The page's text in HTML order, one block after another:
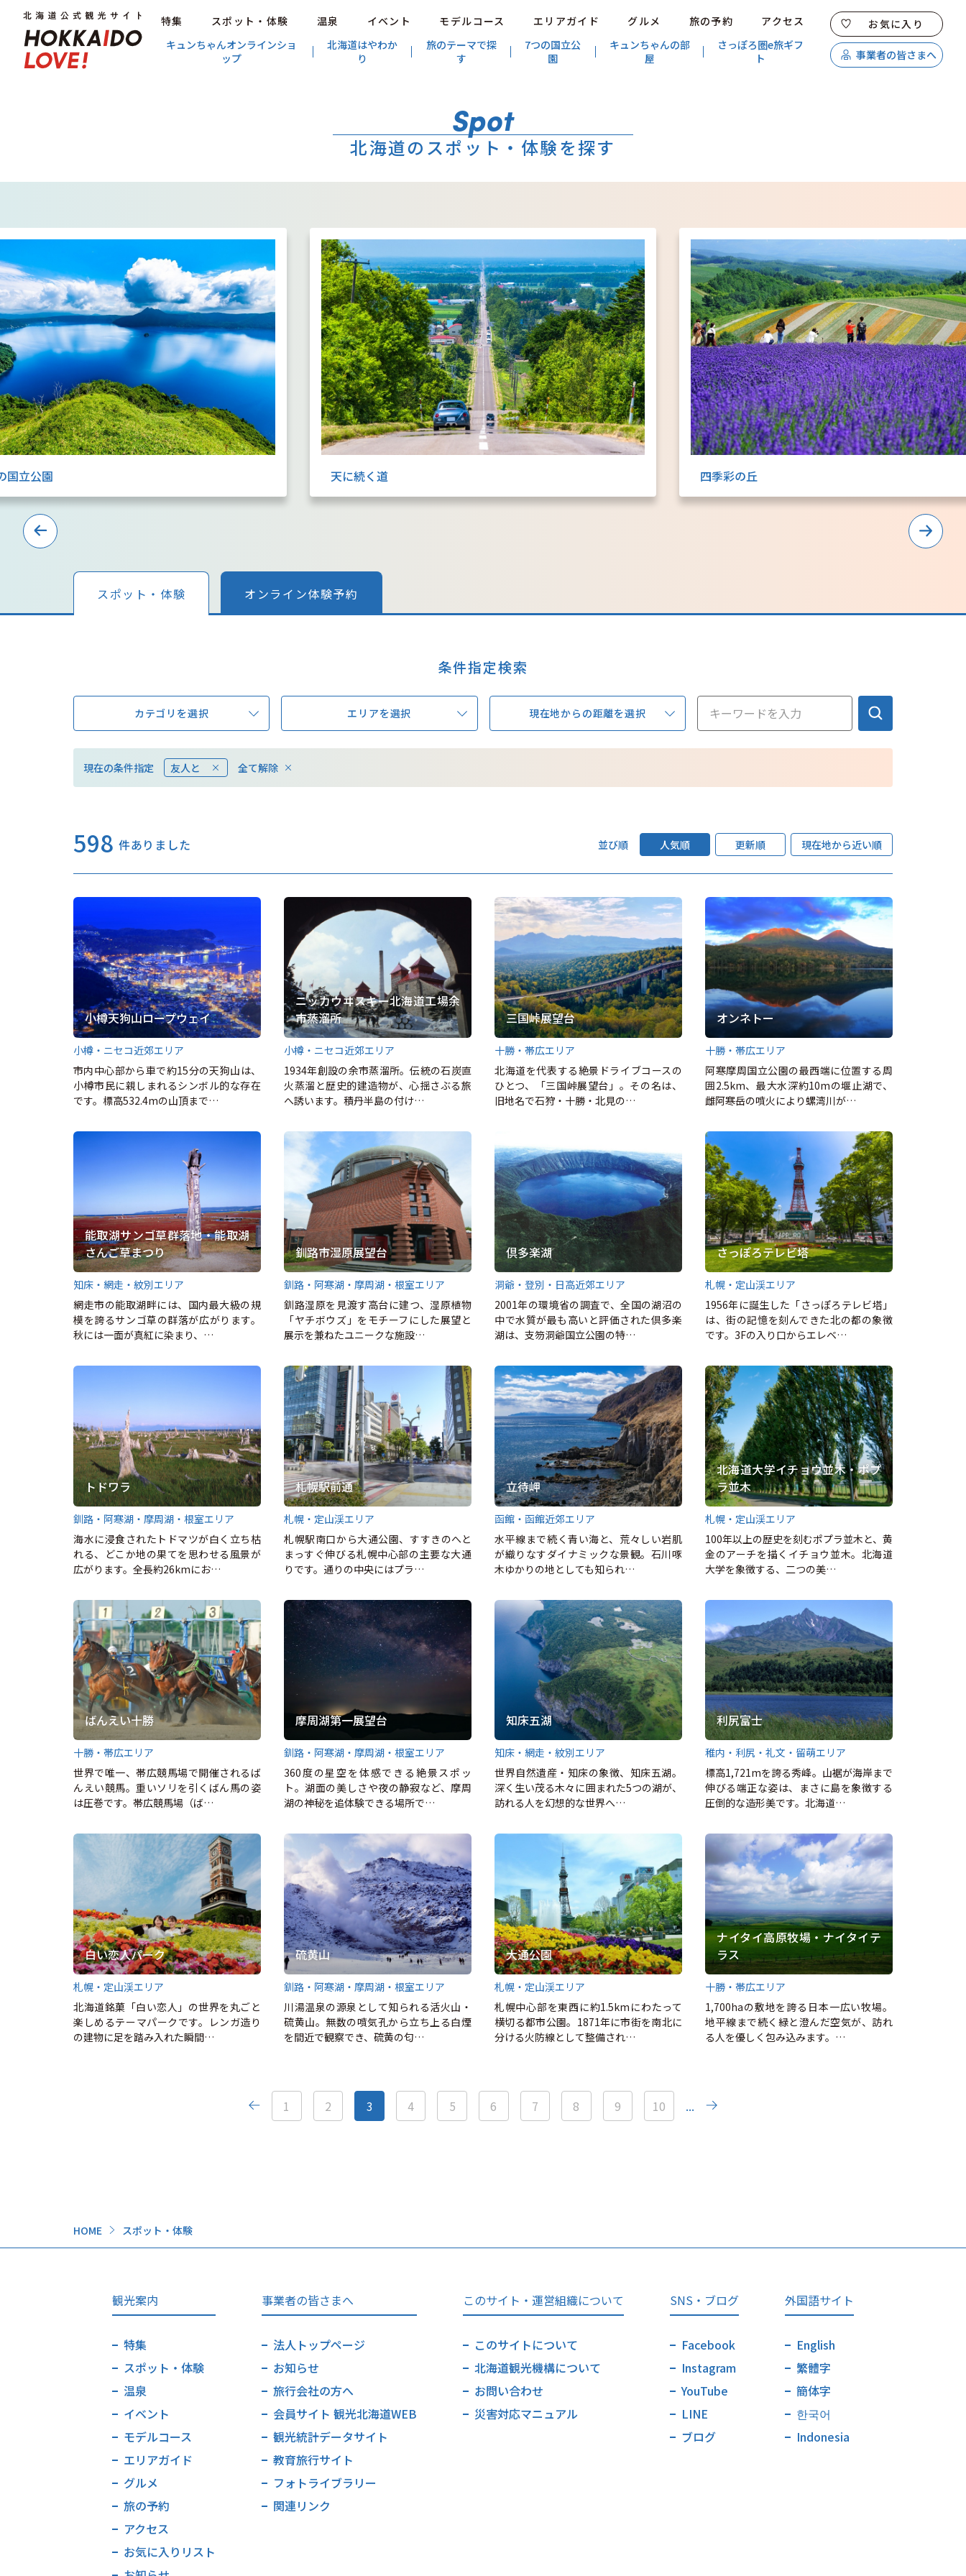
特集 スポット・体験 温泉 イベント モデルコース エリアガイド グルメ 旅の予約
アクセス
キュンちゃんオンラインショ
ップ
北海道はやわか
り
旅のテーマで探
す
7つの国立公
園
キュンちゃんの部
屋
さっぽろ圏e旅ギフ
ト
お気に入り
事業者の皆さまへ
アクセス
キュンちゃんオンラインショップ
北海道はやわかり
旅のテーマで探す
7つの国立公園
キュンちゃんの部屋
さっぽろ圏e旅ギフト
動画ライブラリー フォトライブラリー
お問い合わせ
HOME スポット・体験
北海道のスポット・体験を探す
国立公園 天に続く道 四季彩の丘
スポット・体験 オンライン体験予約
条件指定検索
カテゴリを選択 エリアを選択 現在地からの距離を選択
現在の条件指定 友人と 全て解除
598 件ありました 並び順 人気順 更新順 現在地から近い順
小樽天狗山ロープウェイ
小樽・ニセコ近郊エリア
市内中心部から車で約15分の天狗山は、
小樽市民に親しまれるシンボル的な存在
です。標高532.4mの山頂まで…
ニッカウヰスキー北海道工場余
市蒸溜所
小樽・ニセコ近郊エリア
1934年創設の余市蒸溜所。伝統の石炭直
火蒸溜と歴史的建造物が、心揺さぶる旅
へ誘います。積丹半島の付け…
三国峠展望台
十勝・帯広エリア
北海道を代表する絶景ドライブコースの
ひとつ、「三国峠展望台」。その名は、
旧地名で石狩・十勝・北見の…
オンネトー
十勝・帯広エリア
阿寒摩周国立公園の最西端に位置する周
囲2.5km、最大水深約10mの堰止湖で、
雌阿寒岳の噴火により螺湾川が…
能取湖サンゴ草群落地・能取湖
さんご草まつり
知床・網走・紋別エリア
網走市の能取湖畔には、国内最大級の規
模を誇るサンゴ草の群落が広がります。
秋には一面が真紅に染まり、…
釧路市湿原展望台
釧路・阿寒湖・摩周湖・根室エリア
釧路湿原を見渡す高台に建つ、湿原植物
「ヤチボウズ」をモチーフにした展望と
展示を兼ねたユニークな施設…
倶多楽湖
洞爺・登別・日高近郊エリア
2001年の環境省の調査で、全国の湖沼の
中で水質が最も高いと評価された倶多楽
湖は、支笏洞爺国立公園の特…
さっぽろテレビ塔
札幌・定山渓エリア
1956年に誕生した「さっぽろテレビ塔」
は、街の記憶を刻んできた北の都の象徴
です。3Fの入り口からエレベ…
トドワラ
釧路・阿寒湖・摩周湖・根室エリア
海水に浸食されたトドマツが白く立ち枯
れる、どこか地の果てを思わせる風景が
広がります。全長約26kmにお…
札幌駅前通
札幌・定山渓エリア
札幌駅南口から大通公園、すすきのへと
まっすぐ伸びる札幌中心部の主要な大通
りです。通りの中央にはプラ…
立待岬
函館・函館近郊エリア
水平線まで続く青い海と、荒々しい岩肌
が織りなすダイナミックな景観。石川啄
木ゆかりの地としても知られ…
北海道大学イチョウ並木・ポプ
ラ並木
札幌・定山渓エリア
100年以上の歴史を刻むポプラ並木と、黄
金のアーチを描くイチョウ並木。北海道
大学を象徴する、二つの美…
ばんえい十勝
十勝・帯広エリア
世界で唯一、帯広競馬場で開催されるば
んえい競馬。重いソリを引くばん馬の姿
は圧巻です。帯広競馬場（ば…
摩周湖第一展望台
釧路・阿寒湖・摩周湖・根室エリア
360度の星空を体感できる絶景スポッ
ト。湖面の美しさや夜の静寂など、摩周
湖の神秘を追体験できる場所で…
知床五湖
知床・網走・紋別エリア
世界自然遺産・知床の象徴、知床五湖。
深く生い茂る木々に囲まれた5つの湖が、
訪れる人を幻想的な世界へ…
利尻富士
稚内・利尻・礼文・留萌エリア
標高1,721mを誇る秀峰。山裾が海岸まで
伸びる端正な姿は、まさに島を象徴する
圧倒的な造形美です。北海道…
白い恋人パーク
札幌・定山渓エリア
北海道銘菓「白い恋人」の世界を丸ごと
楽しめるテーマパークです。レンガ造り
の建物に足を踏み入れた瞬間…
硫黄山
釧路・阿寒湖・摩周湖・根室エリア
川湯温泉の源泉として知られる活火山・
硫黄山。無数の噴気孔から立ち上る白煙
を間近で観察でき、硫黄の匂…
大通公園
札幌・定山渓エリア
札幌中心部を東西に約1.5kmにわたって
横切る都市公園。1871年に市街を南北に
分ける火防線として整備され…
ナイタイ高原牧場・ナイタイテ
ラス
十勝・帯広エリア
1,700haの敷地を誇る日本一広い牧場。
地平線まで続く緑と澄んだ空気が、訪れ
る人を優しく包み込みます。…
1 2 3 4 5 6 7 8 9 10 ...
観光案内
特集
スポット・体験
温泉
イベント
モデルコース
エリアガイド
グルメ
旅の予約
アクセス
お気に入りリスト
事業者の皆さまへ
法人トップページ
お知らせ
旅行会社の方へ
会員サイト 観光北海道WEB
観光統計データサイト
教育旅行サイト
フォトライブラリー
関連リンク
このサイト・運営組織について
このサイトについて
北海道観光機構について
お問い合わせ
災害対応マニュアル
SNS・ブログ
Facebook
Instagram
YouTube
LINE
ブログ
外国語サイト
English
繁體字
簡体字
한국어
Indonesia